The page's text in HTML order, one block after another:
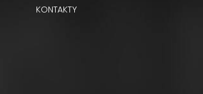
KONTAKTY